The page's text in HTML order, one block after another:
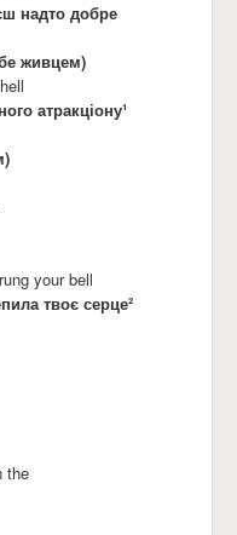
надто добре
живцем)
атракціону¹
your bell
твоє серце²
the